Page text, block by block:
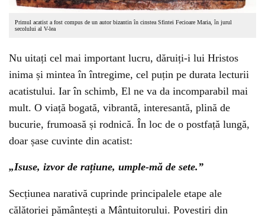
Primul acatist a fost compus de un autor bizantin în cinstea Sfintei Fecioare Maria, în jurul
secolului al V-lea
Nu uitați cel mai important lucru, dăruiți-i lui Hristos
inima și mintea în întregime, cel puțin pe durata lecturii
acatistului. Iar în schimb, El ne va da incomparabil mai
mult. O viață bogată, vibrantă, interesantă, plină de
bucurie, frumoasă și rodnică. În loc de o postfață lungă,
doar șase cuvinte din acatist:
„Isuse, izvor de rațiune, umple-mă de sete.”
Secțiunea narativă cuprinde principalele etape ale
călătoriei pământești a Mântuitorului. Povestiri din